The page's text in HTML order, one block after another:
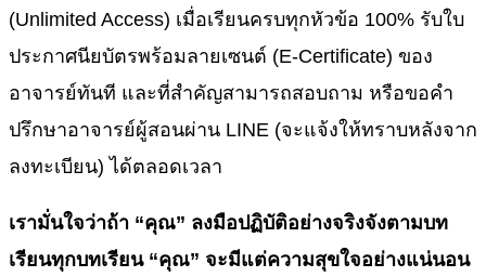
(Unlimited Access) เมื่อเรียนครบทุกหัวข้อ 100% รับใบ
ประกาศนียบัตรพร้อมลายเซนต์ (E-Certificate) ของ
อาจารย์ทันที และที่สำคัญสามารถสอบถาม หรือขอคำ
ปรึกษาอาจารย์ผู้สอนผ่าน LINE (จะแจ้งให้ทราบหลังจาก
ลงทะเบียน) ได้ตลอดเวลา
เรามั่นใจว่าถ้า “คุณ” ลงมือปฏิบัติอย่างจริงจังตามบท
เรียนทุกบทเรียน “คุณ” จะมีแต่ความสุขใจอย่างแน่นอน